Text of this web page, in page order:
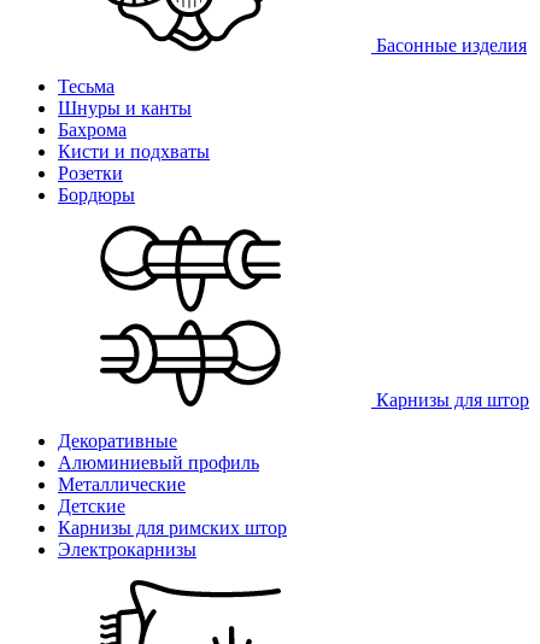
Басонные изделия
Тесьма
Шнуры и канты
Бахрома
Кисти и подхваты
Розетки
Бордюры
Карнизы для штор
Декоративные
Алюминиевый профиль
Металлические
Детские
Карнизы для римских штор
Электрокарнизы